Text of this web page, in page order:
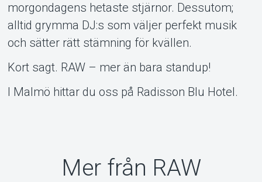
morgondagens hetaste stjärnor. Dessutom;
alltid grymma DJ:s som väljer perfekt musik
och sätter rätt stämning för kvällen.
Kort sagt. RAW – mer än bara standup!
I Malmö hittar du oss på Radisson Blu Hotel.
Mer från RAW